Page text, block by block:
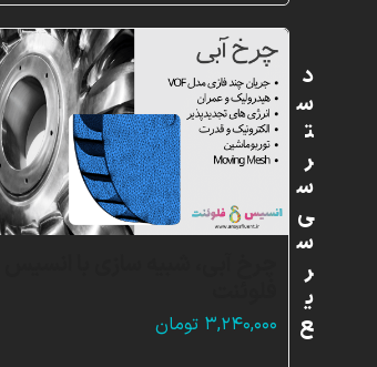
۳,۲۴۰,۰۰۰ تومان
د
س
ت
ر
س
ی
س
ر
ی
ع